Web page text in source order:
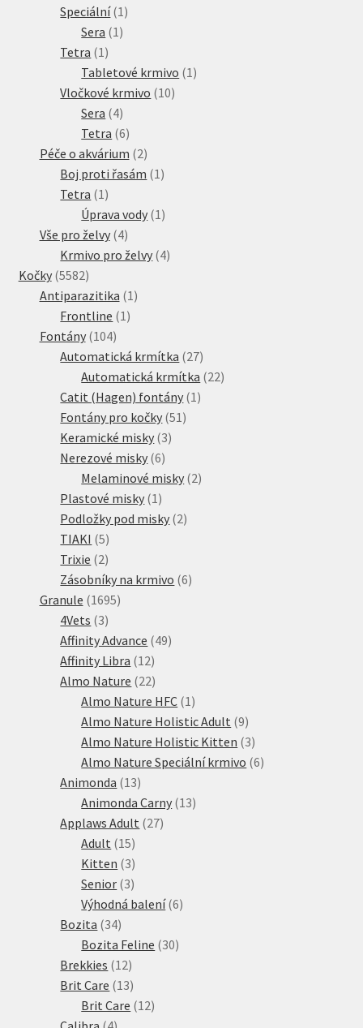
produkt
Speciální 1 1
Sera 1 1
Tetra 1 1
produkt
Tabletové krmivo 1 1
Vločkové krmivo 1010
Sera 44
produkty
Tetra 66
produktů
Péče o akvárium 22
produkty
Boj proti řasám 1 1
Tetra 1 1
produkt
Úprava vody 1 1
Vše pro želvy 44
produkty
Krmivo pro želvy 44
Kočky 55825582
produktů
Antiparazitika 1 1
Frontline 1 1
Fontány 104104
produktů
Automatická krmítka 2727
produktů
Automatická krmítka 2222
Catit (Hagen) fontány 1 1
Fontány pro kočky 51 51
Keramické misky 33
Nerezové misky 66
produktů
Melaminové misky 22
Plastové misky 1 1
produkt
Podložky pod misky 22
TIAKI 55
produktů
Trixie 22
produkty
Zásobníky na krmivo 66
Granule 16951695
4Vets 33
produkty
Affinity Advance 4949
Affinity Libra 1212
produktů
Almo Nature 2222
produktů
Almo Nature HFC 1 1
produkt
Almo Nature Holistic Adult 99
produktů
Almo Nature Holistic Kitten 33
produkty
Almo Nature Speciální krmivo 66
Animonda 1313
produktů
Animonda Carny 1313
Applaws Adult 2727
Adult 1515
produktů
Kitten 33
produkty
Senior 33
produkty
Výhodná balení 66
Bozita 3434
produktů
Bozita Feline 3030
Brekkies 1212
produktů
Brit Care 1313
produktů
Brit Care 1212
4